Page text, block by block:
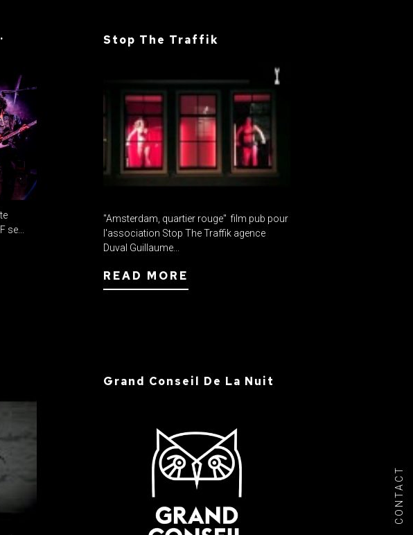
CONTACT
Stop The Traffik
"Amsterdam, quartier rouge" film pub pour
l'association Stop The Traffik agence
Duval Guillaume...
READ MORE
Grand Conseil De La Nuit